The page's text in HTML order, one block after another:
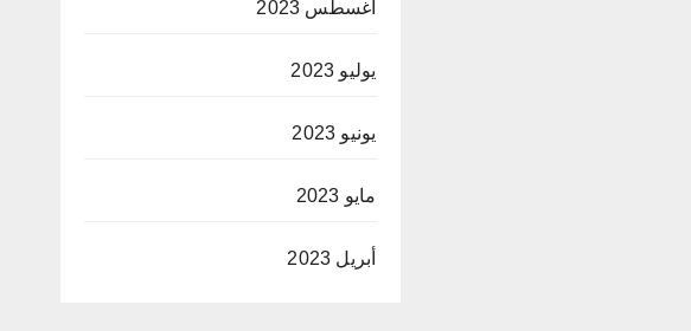
أغسطس 2023
يوليو 2023
يونيو 2023
مايو 2023
أبريل 2023